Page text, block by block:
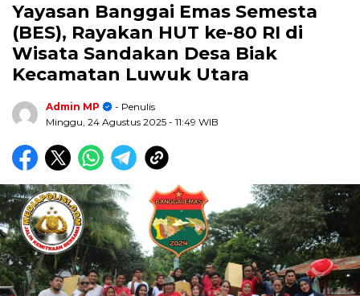
Yayasan Banggai Emas Semesta
(BES), Rayakan HUT ke-80 RI di
Wisata Sandakan Desa Biak
Kecamatan Luwuk Utara
Admin MP
- Penulis
Minggu, 24 Agustus 2025 - 11:49 WIB